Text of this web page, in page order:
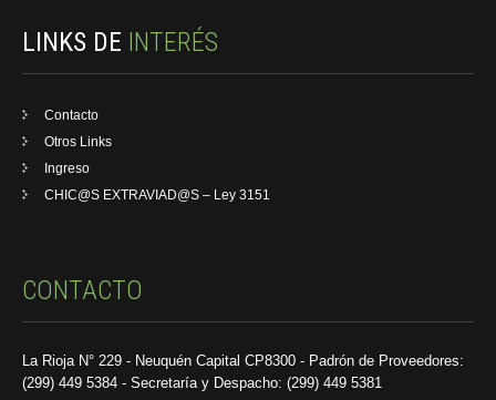
LINKS DE INTERÉS
Contacto
Otros Links
Ingreso
CHIC@S EXTRAVIAD@S – Ley 3151
CONTACTO
La Rioja N° 229 - Neuquén Capital CP8300 - Padrón de Proveedores:
(299) 449 5384 - Secretaría y Despacho: (299) 449 5381